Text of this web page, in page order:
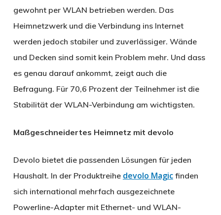
gewohnt per WLAN betrieben werden. Das
Heimnetzwerk und die Verbindung ins Internet
werden jedoch stabiler und zuverlässiger. Wände
und Decken sind somit kein Problem mehr. Und dass
es genau darauf ankommt, zeigt auch die
Befragung. Für 70,6 Prozent der Teilnehmer ist die
Stabilität der WLAN-Verbindung am wichtigsten.
Maßgeschneidertes Heimnetz mit devolo
Devolo bietet die passenden Lösungen für jeden
Haushalt. In der Produktreihe devolo Magicfinden
sich international mehrfach ausgezeichnete
Powerline-Adapter mit Ethernet- und WLAN-